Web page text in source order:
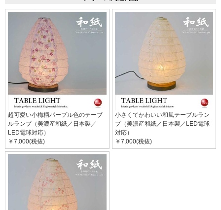
超可愛い小梅柄パープル色のテーブ
ルランプ（美濃産和紙／日本製／
LED電球対応）
￥7,000(税抜)
小さくてかわいい和風テーブルラン
プ（美濃産和紙／日本製／LED電球
対応）
￥7,000(税抜)